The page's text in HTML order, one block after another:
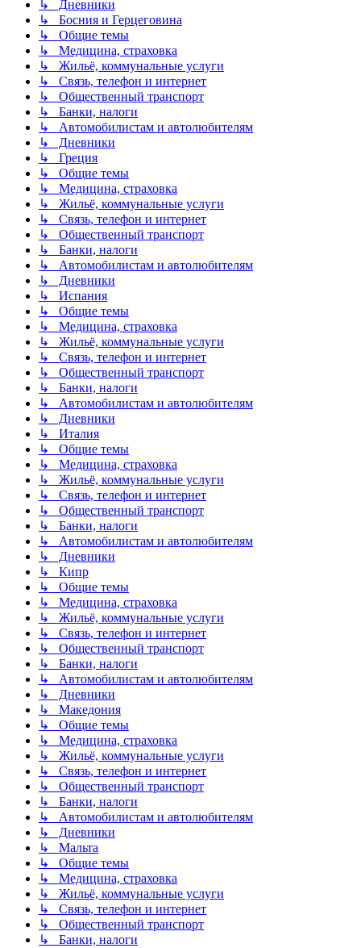
↳ Дневники
↳ Босния и Герцеговина
↳ Общие темы
↳ Медицина, страховка
↳ Жильё, коммунальные услуги
↳ Связь, телефон и интернет
↳ Общественный транспорт
↳ Банки, налоги
↳ Автомобилистам и автолюбителям
↳ Дневники
↳ Греция
↳ Общие темы
↳ Медицина, страховка
↳ Жильё, коммунальные услуги
↳ Связь, телефон и интернет
↳ Общественный транспорт
↳ Банки, налоги
↳ Автомобилистам и автолюбителям
↳ Дневники
↳ Испания
↳ Общие темы
↳ Медицина, страховка
↳ Жильё, коммунальные услуги
↳ Связь, телефон и интернет
↳ Общественный транспорт
↳ Банки, налоги
↳ Автомобилистам и автолюбителям
↳ Дневники
↳ Италия
↳ Общие темы
↳ Медицина, страховка
↳ Жильё, коммунальные услуги
↳ Связь, телефон и интернет
↳ Общественный транспорт
↳ Банки, налоги
↳ Автомобилистам и автолюбителям
↳ Дневники
↳ Кипр
↳ Общие темы
↳ Медицина, страховка
↳ Жильё, коммунальные услуги
↳ Связь, телефон и интернет
↳ Общественный транспорт
↳ Банки, налоги
↳ Автомобилистам и автолюбителям
↳ Дневники
↳ Македония
↳ Общие темы
↳ Медицина, страховка
↳ Жильё, коммунальные услуги
↳ Связь, телефон и интернет
↳ Общественный транспорт
↳ Банки, налоги
↳ Автомобилистам и автолюбителям
↳ Дневники
↳ Мальта
↳ Общие темы
↳ Медицина, страховка
↳ Жильё, коммунальные услуги
↳ Связь, телефон и интернет
↳ Общественный транспорт
↳ Банки, налоги